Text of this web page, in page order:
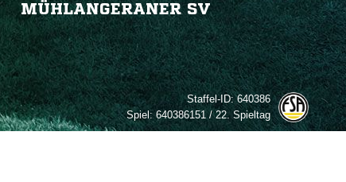
MÜHLANGERANER SV
Staffel-ID:640386
Spiel:640386151 / 22. Spieltag